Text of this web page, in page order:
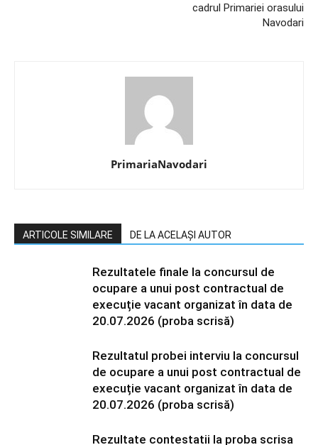
cadrul Primariei orasului
Navodari
PrimariaNavodari
ARTICOLE SIMILARE DE LA ACELAȘI AUTOR
Rezultatele finale la concursul de
ocupare a unui post contractual de
execuție vacant organizat în data de
20.07.2026 (proba scrisă)
Rezultatul probei interviu la concursul
de ocupare a unui post contractual de
execuție vacant organizat în data de
20.07.2026 (proba scrisă)
Rezultate contestatii la proba scrisa